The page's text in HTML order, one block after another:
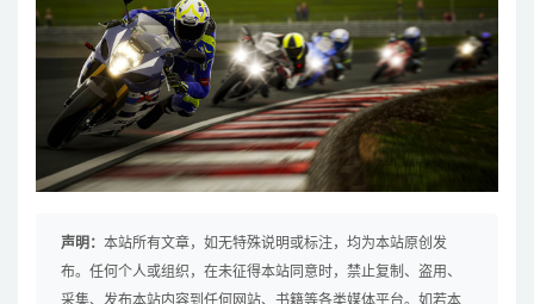
声明： 本站所有文章，如无特殊说明或标注，均为本站原创发
布。任何个人或组织，在未征得本站同意时，禁止复制、盗用、
采集、发布本站内容到任何网站、书籍等各类媒体平台。如若本